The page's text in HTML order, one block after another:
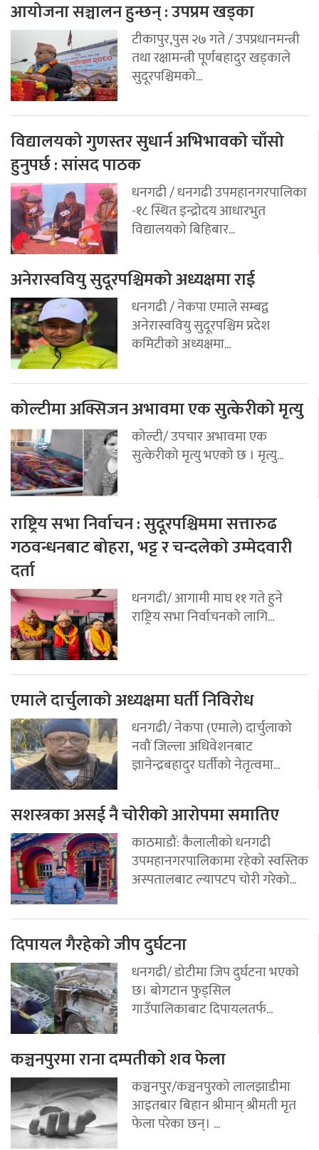
आयोजना सञ्चालन हुन्छन् : उपप्रम खड्का
टीकापुर,पुस २७ गते / उपप्रधानमन्त्री
तथा रक्षामन्त्री पूर्णबहादुर खड्काले
सुदूरपश्चिमको...
विद्यालयको गुणस्तर सुधार्न अभिभावको चाँसो
हुनुपर्छ : सांसद पाठक
धनगढी / धनगढी उपमहानगरपालिका
-१८ स्थित इन्द्रोदय आधारभुत
विद्यालयको बिहिबार...
अनेरास्ववियु सुदूरपश्चिमको अध्यक्षमा राई
धनगढी / नेकपा एमाले सम्बद्व
अनेरास्ववियु सुदूरपश्चिम प्रदेश
कमिटीको अध्यक्षमा...
कोल्टीमा अक्सिजन अभावमा एक सुत्केरीको मृत्यु
कोल्टी/ उपचार अभावमा एक
सुत्केरीको मृत्यु भएको छ । मृत्यु...
राष्ट्रिय सभा निर्वाचन : सुदूरपश्चिममा सत्तारुढ
गठवन्धनबाट बोहरा, भट्ट र चन्दलेको उम्मेदवारी
दर्ता
धनगढी/ आगामी माघ ११ गते हुने
राष्ट्रिय सभा निर्वाचनको लागि...
एमाले दार्चुलाको अध्यक्षमा घर्ती निविरोध
धनगढी/ नेकपा (एमाले) दार्चुलाको
नवौं जिल्ला अधिवेशनबाट
ज्ञानेन्द्रबहादुर घर्तीको नेतृत्वमा...
सशस्त्रका असई नै चोरीको आरोपमा समातिए
काठमाडौं: कैलालीको धनगढी
उपमहानगरपालिकामा रहेको स्वस्तिक
अस्पतालबाट ल्यापटप चोरी गरेको...
दिपायल गैरहेको जीप दुर्घटना
धनगढी/ डोटीमा जिप दुर्घटना भएको
छ। बोगटान फुड्सिल
गाउँपालिकाबाट दिपायलतर्फ...
कञ्चनपुरमा राना दम्पतीको शव फेला
कञ्चनपुर/कञ्चनपुरको लालझाडीमा
आइतबार बिहान श्रीमान् श्रीमती मृत
फेला परेका छन्। ...